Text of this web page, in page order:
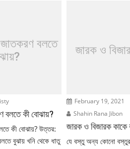
বলতে
বলতে কী বোঝায়?
কী বোঝায়? উত্তর:
বুঝায় খনি থেকে ধাতু
জারক ও
February 19, 2021
Shahin Rana Jibon
জারক ও বিজারক কাকে
যে বস্তু অন্য কোনো বস্তুর